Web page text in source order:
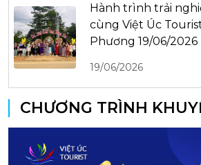
Hành trình trải
cùng Việt Úc
Phương 19/06/2026
19/06/2026
CHƯƠNG TRÌNH